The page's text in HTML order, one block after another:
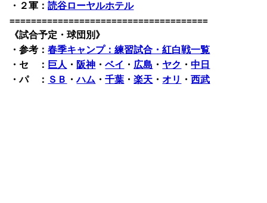
・２軍：読谷ローヤルホテル
=====================================
《試合予定・球団別》
・参考：春季キャンプ：練習試合・紅白戦一覧
・セ ： 巨人 ・ 阪神 ・ベイ ・ 広島 ・ ヤク ・中日
・パ ： ＳＢ ・ハム ・千葉 ・楽天 ・オリ ・西武